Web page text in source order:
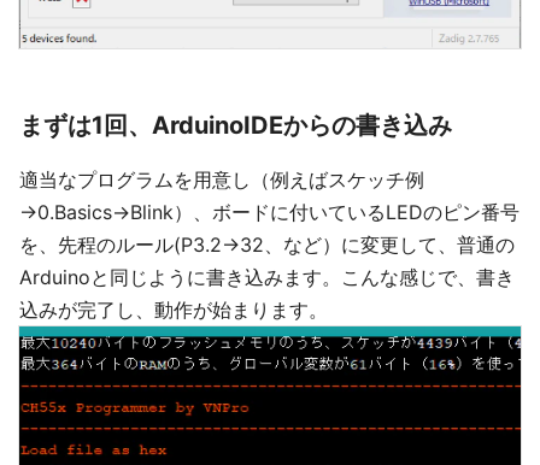
まずは1回、ArduinoIDEからの書き込み
適当なプログラムを用意し（例えばスケッチ例
→0.Basics→Blink）、ボードに付いているLEDのピン番号
を、先程のルール(P3.2→32、など）に変更して、普通の
Arduinoと同じように書き込みます。こんな感じで、書き
込みが完了し、動作が始まります。